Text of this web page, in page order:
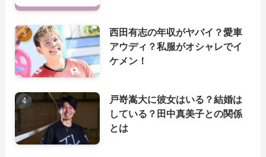
西田有志の年収がヤバイ？愛車
アウディ？私服がオシャレでイ
ケメン！
戸嵜嵩大に彼女はいる？結婚は
している？田中真美子との関係
とは